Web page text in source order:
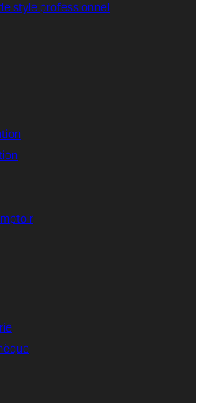
style professionnel